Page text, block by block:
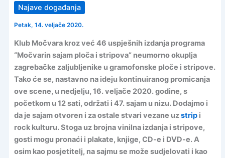
Najave događanja
Petak, 14. veljače 2020.
Klub Močvara kroz već 46 uspješnih izdanja programa
“Močvarin sajam ploča i stripova” neumorno okuplja
zagrebačke zaljubljenike u gramofonske ploče i stripove.
Tako će se, nastavno na ideju kontinuiranog promicanja
ove scene, u nedjelju, 16. veljače 2020. godine, s
početkom u 12 sati, održati i 47. sajam u nizu. Dodajmo i
da je sajam otvoren i za ostale stvari vezane uzstripi
rock kulturu. Stoga uz brojna vinilna izdanja i stripove,
gosti mogu pronaći i plakate, knjige, CD-e i DVD-e. A
osim kao posjetitelj, na sajmu se može sudjelovati i kao